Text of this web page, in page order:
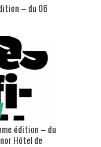
– du 06
édition – du
Hôtel de